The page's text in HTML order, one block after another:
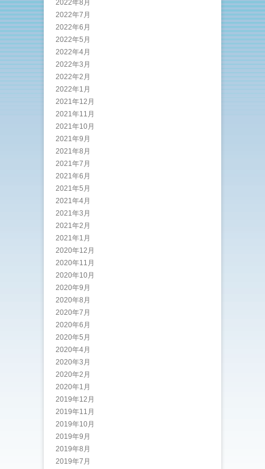
2022年8月
2022年7月
2022年6月
2022年5月
2022年4月
2022年3月
2022年2月
2022年1月
2021年12月
2021年11月
2021年10月
2021年9月
2021年8月
2021年7月
2021年6月
2021年5月
2021年4月
2021年3月
2021年2月
2021年1月
2020年12月
2020年11月
2020年10月
2020年9月
2020年8月
2020年7月
2020年6月
2020年5月
2020年4月
2020年3月
2020年2月
2020年1月
2019年12月
2019年11月
2019年10月
2019年9月
2019年8月
2019年7月